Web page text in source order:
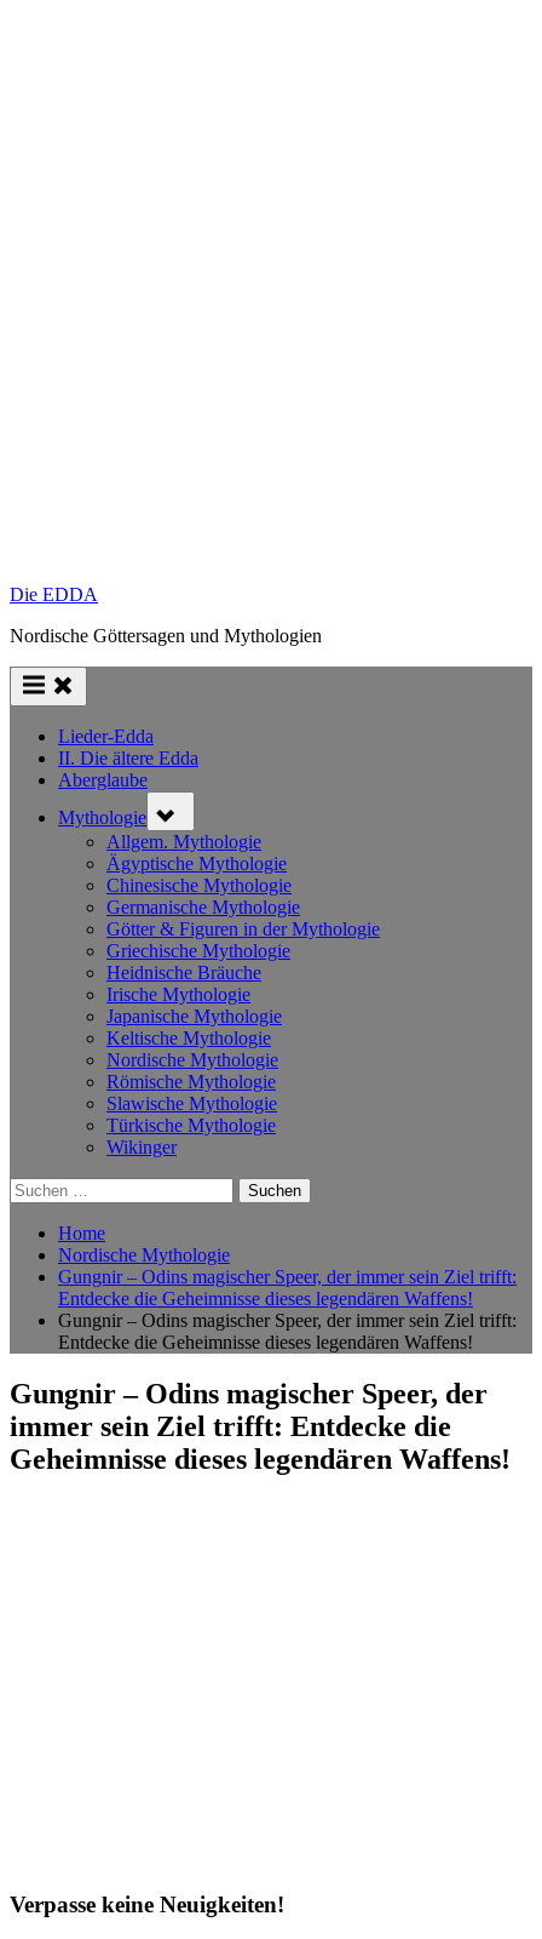
Die EDDA
Nordische Göttersagen und Mythologien
Lieder-Edda
II. Die ältere Edda
Aberglaube
Mythologie sub-
menu
Allgem. Mythologie
Ägyptische Mythologie
Chinesische Mythologie
Germanische Mythologie
Götter & Figuren in der Mythologie
Griechische Mythologie
Heidnische Bräuche
Irische Mythologie
Japanische Mythologie
Keltische Mythologie
Nordische Mythologie
Römische Mythologie
Slawische Mythologie
Türkische Mythologie
Wikinger
Suchen
nach:
Home
Nordische Mythologie
Gungnir – Odins magischer Speer, der immer sein Ziel trifft:
Entdecke die Geheimnisse dieses legendären Waffens!
Gungnir – Odins magischer Speer, der immer sein Ziel trifft:
Entdecke die Geheimnisse dieses legendären Waffens!
Gungnir – Odins magischer Speer, der
immer sein Ziel trifft: Entdecke die
Geheimnisse dieses legendären Waffens!
Verpasse keine Neuigkeiten!